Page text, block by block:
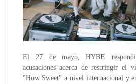
El 27 de mayo, HYBE
acusaciones acerca de restringir el
"How Sweet" a nivel internacional y